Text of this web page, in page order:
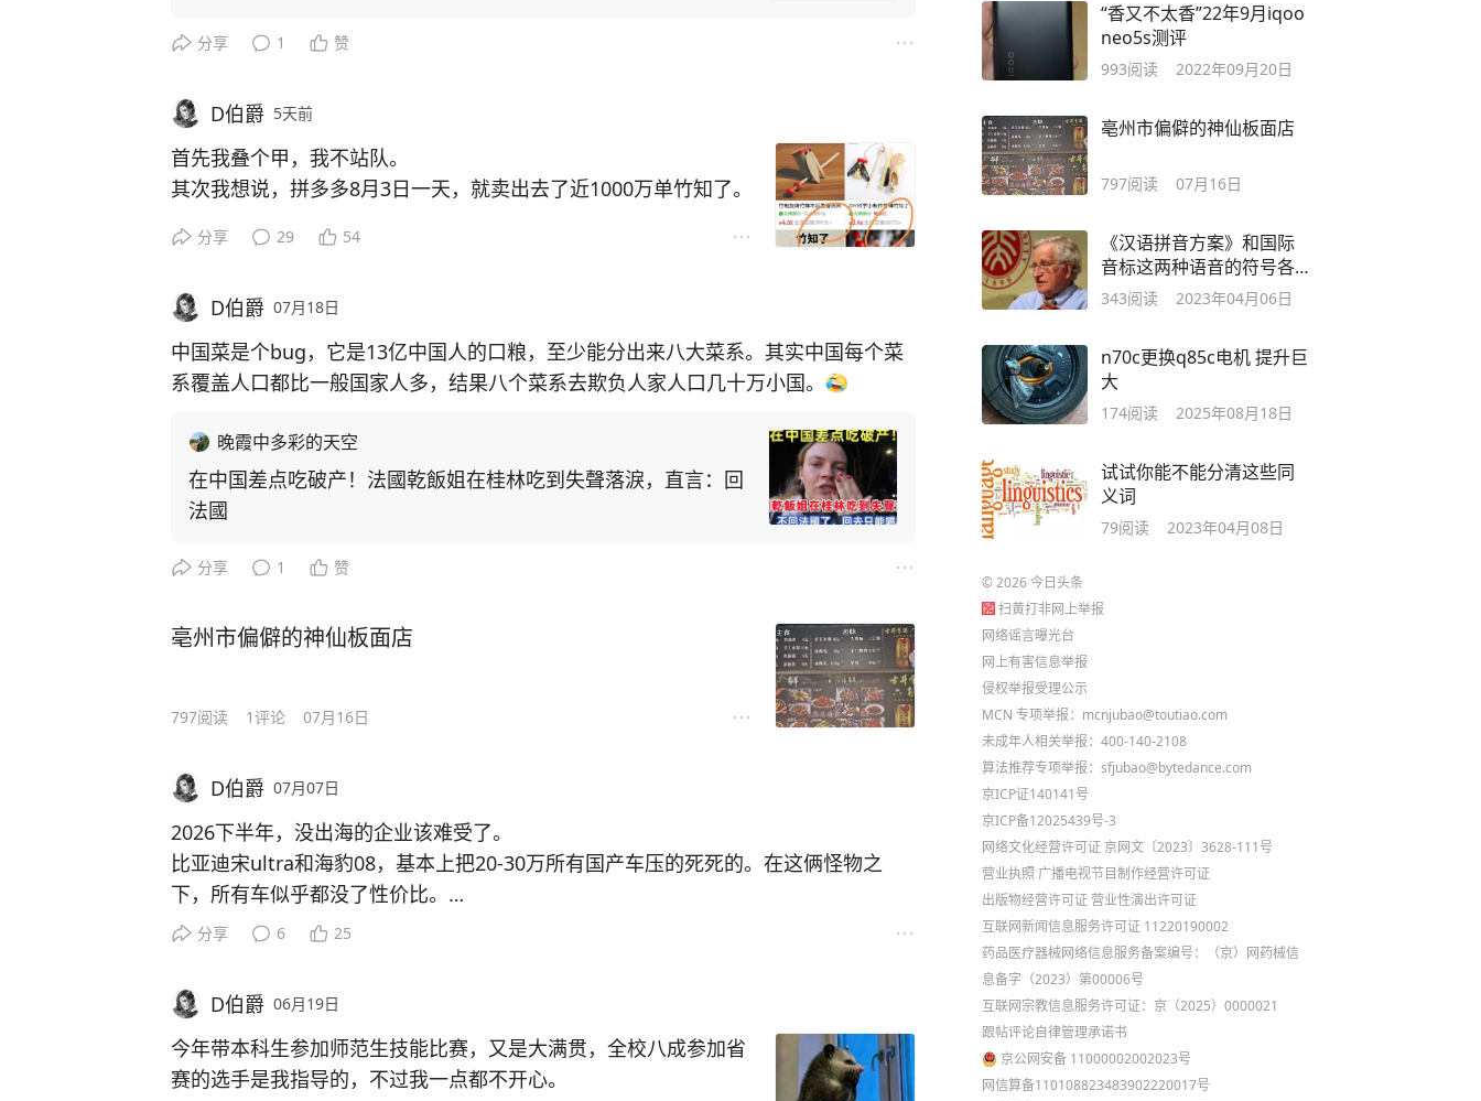
分享 1 赞
D伯爵 5天前
首先我叠个甲，我不站队。
其次我想说，拼多多8月3日一天，就卖出去了近1000万单竹知了。
分享 29 54
D伯爵 07月18日
中国菜是个bug，它是13亿中国人的口粮，至少能分出来八大菜系。其实中国每个菜
系覆盖人口都比一般国家人多，结果八个菜系去欺负人家人口几十万小国。
晚霞中多彩的天空
在中国差点吃破产！法國乾飯姐在桂林吃到失聲落淚，直言：回
法國
分享 1 赞
亳州市偏僻的神仙板面店
797阅读 1评论 07月16日
D伯爵 07月07日
2026下半年，没出海的企业该难受了。
比亚迪宋ultra和海豹08，基本上把20-30万所有国产车压的死死的。在这俩怪物之
下，所有车似乎都没了性价比。
中国严格意义上来说算得上好电池的，无非是比亚迪的刀片（铁锂）和宁德的麒麟
问题是宁德的大容量三元锂电池几乎不搭载25以下车型，比亚迪仅凭电池就能嘎嘎乱
杀。
有出海的车企，还能靠着海外销量遮羞顺带拉长一下追赶周期。没出海的车型，基本
上只能看着销量一点点下降了。
分享 6 25
D伯爵 06月19日
今年带本科生参加师范生技能比赛，又是大满贯，全校八成参加省
赛的选手是我指导的，不过我一点都不开心。
“香又不太香”22年9月iqoo
neo5s测评
993阅读 2022年09月20日
亳州市偏僻的神仙板面店
797阅读 07月16日
《汉语拼音方案》和国际
音标这两种语音的符号各
有什么特点？
343阅读 2023年04月06日
n70c更换q85c电机 提升巨
大
174阅读 2025年08月18日
试试你能不能分清这些同
义词
79阅读 2023年04月08日
©2026今日头条
扫黄打非网上举报
网络谣言曝光台
网上有害信息举报
侵权举报受理公示
MCN 专项举报：mcnjubao@toutiao.com
未成年人相关举报：400-140-2108
算法推荐专项举报：sfjubao@bytedance.com
京ICP证140141号
京ICP备12025439号-3
网络文化经营许可证 京网文〔2023〕3628-111号
营业执照 广播电视节目制作经营许可证
出版物经营许可证 营业性演出许可证
互联网新闻信息服务许可证 11220190002
药品医疗器械网络信息服务备案编号：（京）网药械信
息备字（2023）第00006号
互联网宗教信息服务许可证：京（2025）0000021
跟帖评论自律管理承诺书
京公网安备 11000002002023号
网信算备110108823483902220017号